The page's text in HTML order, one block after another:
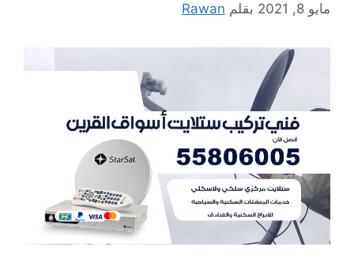
مايو 8, 2021 بقلم Rawan